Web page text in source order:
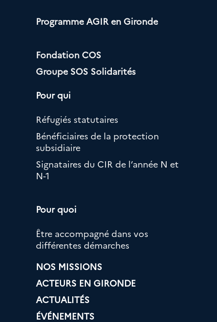
Programme AGIR en Gironde
Fondation COS
Groupe SOS Solidarités
Pour qui
Réfugiés statutaires
Bénéficiaires de la protection
subsidiaire
Signataires du CIR de l’année N et
N-1
Pour quoi
Être accompagné dans vos
différentes démarches
NOS MISSIONS
ACTEURS EN GIRONDE
ACTUALITÉS
ÉVÉNEMENTS